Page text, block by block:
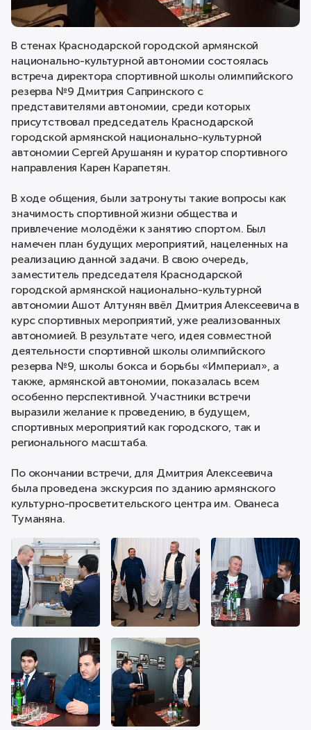
В стенах Краснодарской городской армянской
национально-культурной автономии состоялась
встреча директора спортивной школы олимпийского
резерва №9 Дмитрия Сапринского с
представителями автономии, среди которых
присутствовал председатель Краснодарской
городской армянской национально-культурной
автономии Сергей Арушанян и куратор спортивного
направления Карен Карапетян.
В ходе общения, были затронуты такие вопросы как
значимость спортивной жизни общества и
привлечение молодёжи к занятию спортом. Был
намечен план будущих мероприятий, нацеленных на
реализацию данной задачи. В свою очередь,
заместитель председателя Краснодарской
городской армянской национально-культурной
автономии Ашот Алтунян ввёл Дмитрия Алексеевича в
курс спортивных мероприятий, уже реализованных
автономией. В результате чего, идея совместной
деятельности спортивной школы олимпийского
резерва №9, школы бокса и борьбы «Империал», а
также, армянской автономии, показалась всем
особенно перспективной. Участники встречи
выразили желание к проведению, в будущем,
спортивных мероприятий как городского, так и
регионального масштаба.
По окончании встречи, для Дмитрия Алексеевича
была проведена экскурсия по зданию армянского
культурно-просветительского центра им. Ованеса
Туманяна.